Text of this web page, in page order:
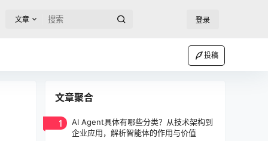
文章 登录
投稿
文章聚合
1
AI Agent具体有哪些分类？从技术架构到
企业应用，解析智能体的作用与价值